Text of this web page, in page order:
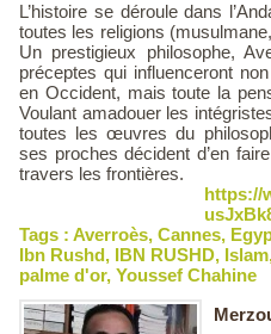
L’histoire se déroule dans
toutes les religions
Un prestigieux philosophe,
préceptes qui influenceront
en Occident, mais toute la
Voulant amadouer les
toutes les œuvres du
ses proches décident d’en
travers les frontières.
https://
Tags : Averroès, Cannes,
Ibn Rushd, IBN RUSHD, Islam
palme d'or, Youssef Chahine